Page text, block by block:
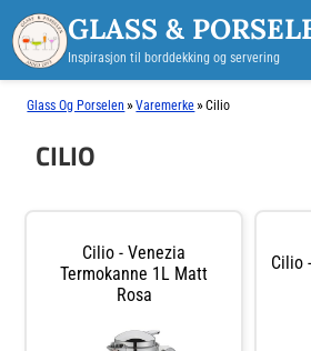
GLASS &
Inspirasjon til borddekking og servering
Glass Og Porselen »Varemerke »Cilio
CILIO
Cilio - Venezia
Termokanne 1L Matt
Rosa
Cilio